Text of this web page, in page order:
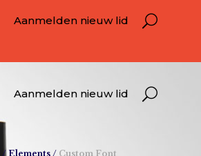
Aanmelden nieuw lid
Aanmelden nieuw lid
/Elements / Custom Font